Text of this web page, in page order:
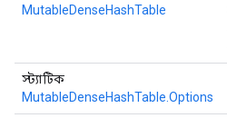
MutableDenseHashTable
স্ট্যাটিক
MutableDenseHashTable.Options